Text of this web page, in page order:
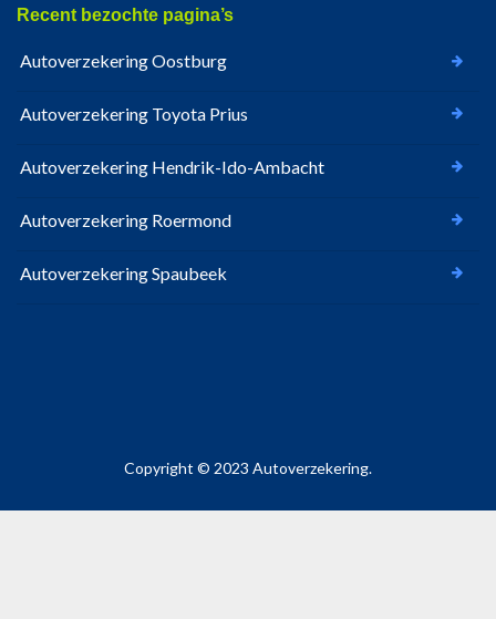
Recent bezochte pagina’s
Autoverzekering Oostburg
Autoverzekering Toyota Prius
Autoverzekering Hendrik-Ido-Ambacht
Autoverzekering Roermond
Autoverzekering Spaubeek
Copyright © 2023 Autoverzekering.